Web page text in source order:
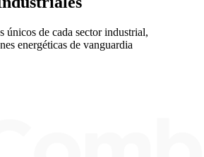
únicos de cada sector industrial,
energéticas de vanguardia